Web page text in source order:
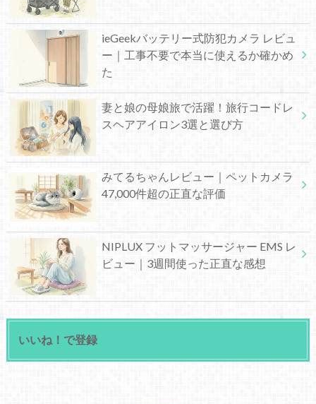
ieGeekバッテリー式防犯カメラ レビュ
ー｜工事不要で本当に使えるか確かめ
た
妻と娘の母娘旅で活躍！旅行コードレ
スヘアアイロン3選と選び方
みてるちゃんレビュー｜ペットカメラ
47,000件超の正直な評価
NIPLUX フットマッサージャー EMS レ
ビュー｜3週間使った正直な感想
いいね！で登録